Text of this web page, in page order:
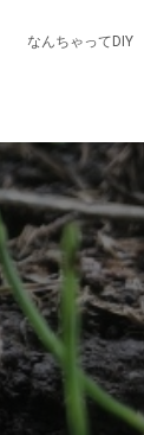
なんちゃってDIY